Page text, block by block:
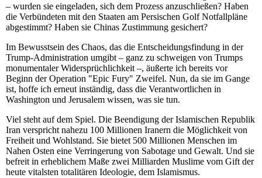
– wurden sie eingeladen, sich dem Prozess anzuschließen? Haben
die Verbündeten mit den Staaten am Persischen Golf Notfallpläne
abgestimmt? Haben sie Chinas Zustimmung gesichert?
Im Bewusstsein des Chaos, das die Entscheidungsfindung in der
Trump-Administration umgibt – ganz zu schweigen von Trumps
monumentaler Widersprüchlichkeit –, äußerte ich bereits vor
Beginn der Operation "Epic Fury" Zweifel. Nun, da sie im Gange
ist, hoffe ich erneut inständig, dass die Verantwortlichen in
Washington und Jerusalem wissen, was sie tun.
Viel steht auf dem Spiel. Die Beendigung der Islamischen Republik
Iran verspricht nahezu 100 Millionen Iranern die Möglichkeit von
Freiheit und Wohlstand. Sie bietet 500 Millionen Menschen im
Nahen Osten eine Verringerung von Sabotage und Gewalt. Und sie
befreit in erheblichem Maße zwei Milliarden Muslime vom Gift der
heute vitalsten totalitären Ideologie, dem Islamismus.